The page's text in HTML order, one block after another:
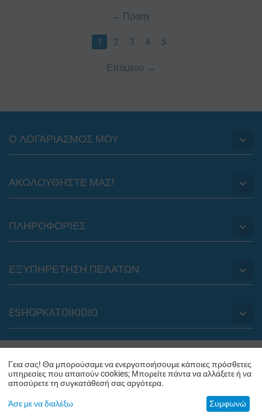
Προηγ
1 2 3 4 5
Επόμενο
Ο ΛΟΓΑΡΙΑΣΜΟΣ ΜΟΥ
ΑΚΟΛΟΥΘHΣΤΕ ΜΑΣ!
ΠΛΗΡΟΦΟΡΙΕΣ
ΕΞΥΠΗΡΕΤΗΣΗ ΠΕΛΑΤΩΝ
ESHOPKATOIKIDIO
Γεια σας! Θα μπορούσαμε να ενεργοποιήσουμε κάποιες πρόσθετες
υπηρεσίες που απαιτούν cookies; Μπορείτε πάντα να αλλάξετε ή να
αποσύρετε τη συγκατάθεσή σας αργότερα.
Άσε με να διαλέξω Συμφωνώ